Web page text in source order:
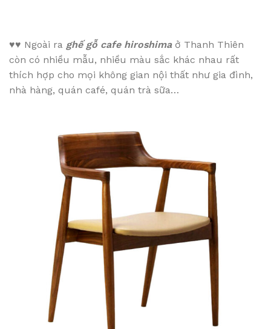
♥♥ Ngoài ra ghế gỗ cafe hiroshima ở Thanh Thiên
còn có nhiều mẫu, nhiều màu sắc khác nhau rất
thích hợp cho mọi không gian nội thất như gia đình,
nhà hàng, quán café, quán trà sữa…